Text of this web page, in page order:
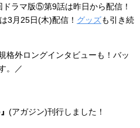
ラマ版⑤第9話は昨日から配信！
3月25日(木)配信！ グッズも引き続
格外ロングインタビューも！バッ
。／
(アガジン)刊行しました！